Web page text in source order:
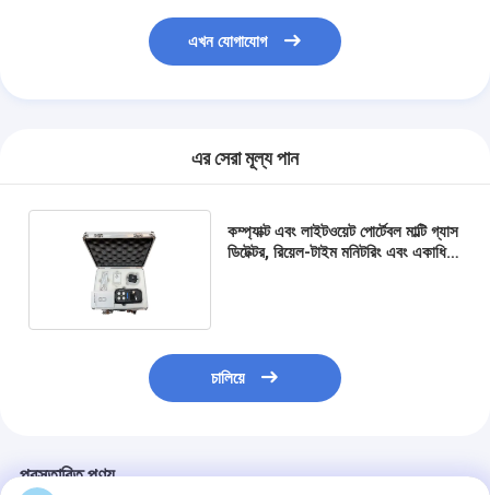
এখন যোগাযোগ
এর সেরা মূল্য পান
কম্প্যাক্ট এবং লাইটওয়েট পোর্টেবল মাল্টি গ্যাস
ডিটেক্টর, রিয়েল-টাইম মনিটরিং এবং একাধিক
চালিয়ে
প্রস্তাবিত পণ্য